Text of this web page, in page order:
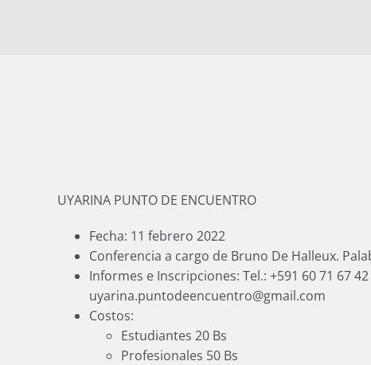
UYARINA PUNTO DE ENCUENTRO
Fecha: 11 febrero 2022
Conferencia a cargo de Bruno De Halleux.
Informes e Inscripciones: Tel.: +591 60 71 67
uyarina.puntodeencuentro@gmail.com
Costos:
Estudiantes 20 Bs
Profesionales 50 Bs